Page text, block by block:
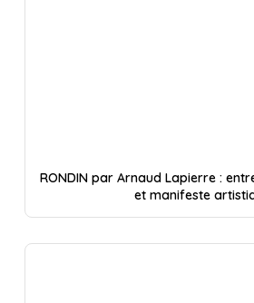
RONDIN par Arnaud Lapierre :
et manifeste